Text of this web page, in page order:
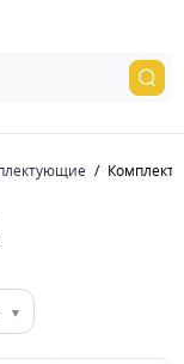
Комплект